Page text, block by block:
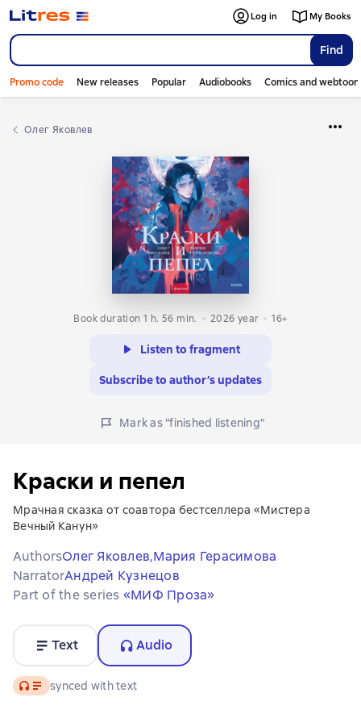
Find
Log in My Books
Promo code New releases Popular Audiobooks Comics and
Олег Яковлев
Book duration 1 h. 56 min. 2026 year 16+
Listen to fragment
Subscribe to author’s updates
Mark as "finished listening"
Краски и пепел
Мрачная сказка от соавтора бестселлера «Мистера
Вечный Канун»
AuthorsОлег Яковлев,Мария Герасимова
NarratorАндрей Кузнецов
Part of the series «МИФ Проза»
Text Audio
Audio synced with text